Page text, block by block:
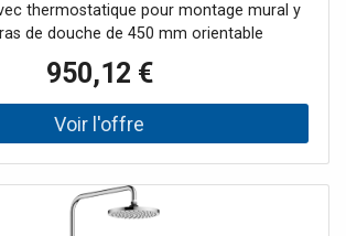
thermostatique pour montage mural y
de douche de 450 mm orientable
2 sorties permet le changement entre -
310 douche de tête (27 477
angel de rotation +/- 15° - douchette á
110 Massage (27 221 000), ajustable en
- Grohe DreamSpray® jet parfait uniforme
chrome éclatant et durable - Grohe
950,12 €